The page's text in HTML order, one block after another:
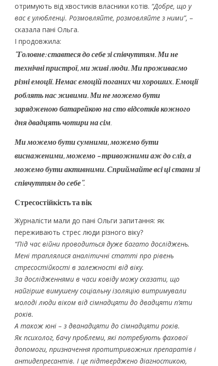
отримують від хвостиків власники котів. “Добре, що у
вас є улюбленці. Розмовляйте, розмовляйте з ними”, –
сказала пані Ольга.
І продовжила:
“Головне: ставтеся до себе зі співчуттям. Ми не
технічні пристрої, ми живі люди. Ми проживаємо
різні емоції. Немає емоцій поганих чи хороших. Емоції
роблять нас живими. Ми не можемо бути
зарядженою батарейкою на сто відсотків кожного
дня двадцять чотири на сім.
Ми можемо бути сумними, можемо бути
виснаженими, можемо – тривожними аж до сліз, а
можемо бути активними. Сприймайте всі ці стани зі
співчуттям до себе”.
Стресостійкість та вік
Журналісти мали до пані Ольги запитання: як
переживають стрес люди різного віку?
“Під час війни проводиться дуже багато досліджень.
Мені траплялися аналітичні статті про рівень
стресостійкості в залежності від віку.
За дослідженнями в часи ковіду можу сказати, що
найгірше вимушену соціальну ізоляцію витримували
молоді люди віком від сімнадцяти до двадцяти п’яти
років.
А також юні – з дванадцяти до сімнадцяти років.
Як психолог, бачу проблеми, які потребують фахової
допомоги, призначення протитривожних препаратів і
антидепресантів. І це підтверджено діагностикою,